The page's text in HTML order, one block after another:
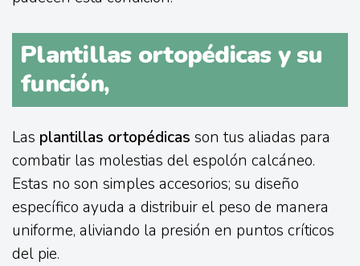
Plantillas ortopédicas y su
función,
Las plantillas ortopédicas son tus aliadas para
combatir las molestias del espolón calcáneo.
Estas no son simples accesorios; su diseño
específico ayuda a distribuir el peso de manera
uniforme, aliviando la presión en puntos críticos
del pie.